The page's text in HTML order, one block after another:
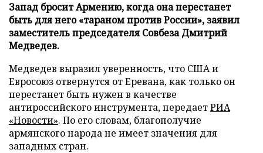
Запад бросит Армению, когда она перестанет
быть для него «тараном против России», заявил
заместитель председателя Совбеза Дмитрий
Медведев.
Медведев выразил уверенность, что США и
Евросоюз отвернутся от Еревана, как только он
перестанет быть нужен в качестве
антироссийского инструмента, передаетРИА
«Новости». По его словам, благополучие
армянского народа не имеет значения для
западных стран.